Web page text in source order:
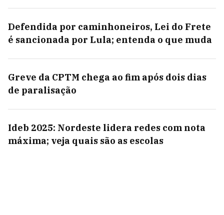
Defendida por caminhoneiros, Lei do Frete
é sancionada por Lula; entenda o que muda
Greve da CPTM chega ao fim após dois dias
de paralisação
Ideb 2025: Nordeste lidera redes com nota
máxima; veja quais são as escolas